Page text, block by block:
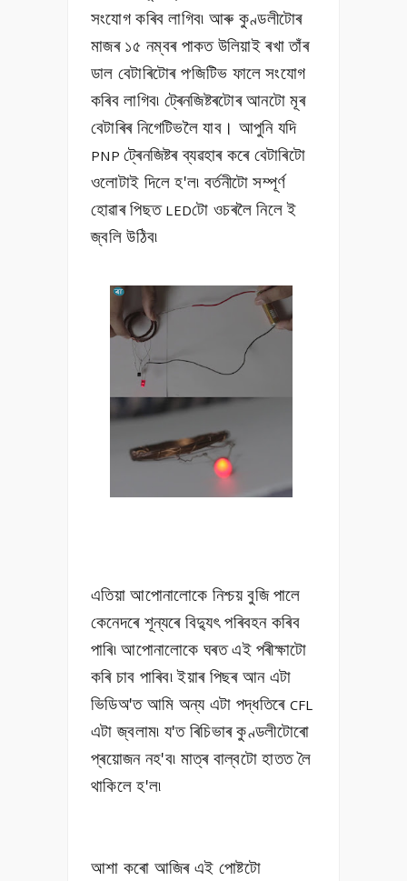
সংযোগ কৰিব লাগিব৷ আৰু কুণ্ডলীটোৰ
মাজৰ ১৫ নম্বৰ পাকত উলিয়াই ৰখা তাঁৰ
ডাল বেটাৰিটোৰ প’জিটিভ ফালে সংযোগ
কৰিব লাগিব৷ ট্ৰেনজিষ্টৰটোৰ আনটো মূৰ
বেটাৰিৰ নিগেটিভলৈ যাব। আপুনি যদি
PNPট্ৰেনজিষ্টৰ ব্যৱহাৰ কৰে বেটাৰিটো
ওলোটাই দিলে হ'ল৷ বৰ্তনীটো সম্পূৰ্ণ
হোৱাৰ পিছত LEDটো ওচৰলৈ নিলে ই
জ্বলি উঠিব৷
এতিয়া আপোনালোকে নিশ্চয় বুজি পালে
কেনেদৰে শূন্যৰে বিদ্যুৎ পৰিবহন কৰিব
পাৰি৷ আপোনালোকে ঘৰত এই পৰীক্ষাটো
কৰি চাব পাৰিব৷ ইয়াৰ পিছৰ আন এটা
ভিডিঅ'ত আমি অন্য এটা পদ্ধতিৰে CFL
এটাজ্বলাম৷ য'ত ৰিচিভাৰ কুণ্ডলীটোৰো
প্ৰয়োজন নহ'ব৷ মাত্ৰ বাল্বটো হাতত লৈ
থাকিলে হ'ল৷
আশা কৰো আজিৰ এই পোষ্টটো